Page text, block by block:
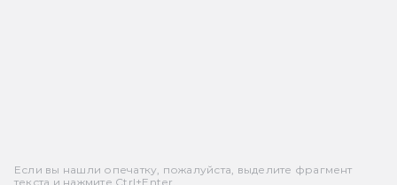
Если вы нашли опечатку, пожалуйста, выделите фрагмент
текста и нажмите Ctrl+Enter.